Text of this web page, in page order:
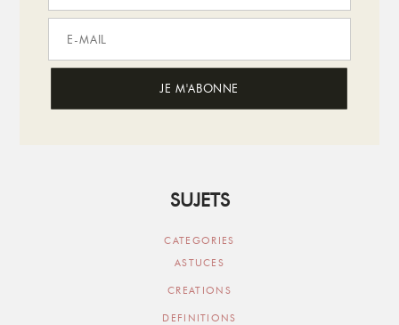
SUJETS
CATEGORIES
ASTUCES
CREATIONS
DEFINITIONS